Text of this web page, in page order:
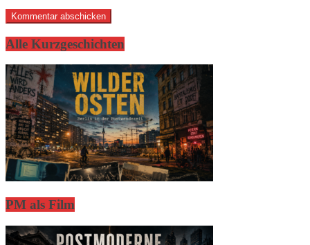
Alle Kurzgeschichten
PM als Film